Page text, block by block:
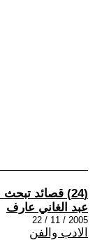
(24) قصائد تبحث عن هوية - شعر
عبد الغاني عارف
2005 / 11 / 22
الادب والفن